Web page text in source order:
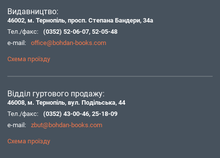
Видавництво:
46002, м. Тернопіль, просп. Степана Бандери, 34а
Тел./факс:
(0352) 52-06-07, 52-05-48
e-mail:
office@bohdan-books.com
Схема проїзду
Відділ гуртового продажу:
46008, м. Тернопіль, вул. Подільська, 44
Тел./факс:
(0352) 43-00-46, 25-18-09
e-mail:
zbut@bohdan-books.com
Схема проїзду